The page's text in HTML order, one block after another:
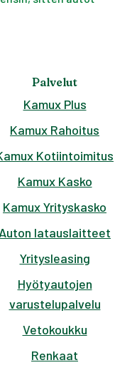
Palvelut
Kamux Plus
Kamux Rahoitus
Kotiintoimitus
Kamux Kasko
Kamux Yrityskasko
Auton latauslaitteet
Yritysleasing
Hyötyautojen
varustelupalvelu
Vetokoukku
Renkaat